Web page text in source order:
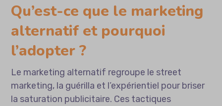
Qu’est-ce que le marketing
alternatif et pourquoi
l’adopter ?
Le marketing alternatif regroupe le street
marketing, la guérilla et l’expérientiel pour briser
la saturation publicitaire. Ces tactiques